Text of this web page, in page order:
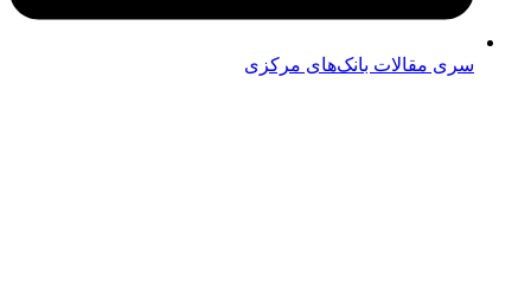
سری مقالات بانک‌های مرکزی